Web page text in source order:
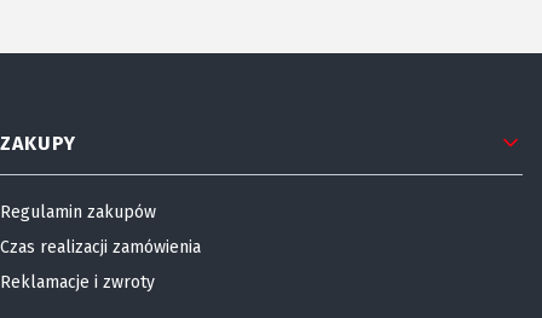
Linki w stopce
ZAKUPY
Regulamin zakupów
Czas realizacji zamówienia
Reklamacje i zwroty